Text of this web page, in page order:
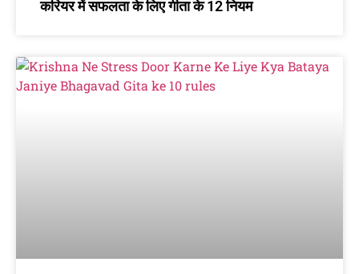
करियर में सफलता के लिए गीता के 12 नियम